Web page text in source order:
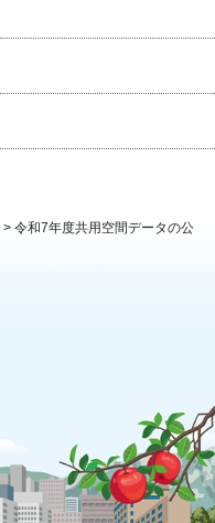
> 令和7年度共用空間データの公